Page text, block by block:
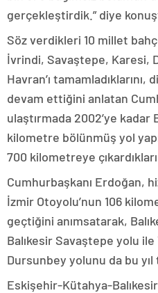
gerçekleştirdik.” diye
Söz verdikleri 10 millet
İvrindi, Savaştepe, Karesi,
Havran’ı tamamladıklarını,
devam ettiğini anlatan
ulaştırmada 2002’ye kadar
kilometre bölünmüş yol
700 kilometreye
Cumhurbaşkanı Erdoğan,
İzmir Otoyolu’nun 106
geçtiğini anımsatarak,
Balıkesir Savaştepe yolu
Dursunbey yolunu da bu yıl
Eskişehir-Kütahya-